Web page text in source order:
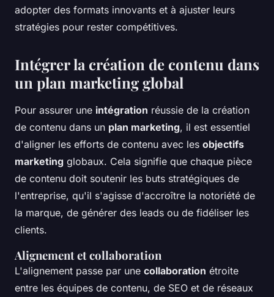
adopter des formats innovants et à ajuster leurs
stratégies pour rester compétitives.
Intégrer la création de contenu dans
un plan marketing global
Pour assurer une intégration réussie de la création
de contenu dans un plan marketing, il est essentiel
d'aligner les efforts de contenu avec les objectifs
marketing globaux. Cela signifie que chaque pièce
de contenu doit soutenir les buts stratégiques de
l'entreprise, qu'il s'agisse d'accroître la notoriété de
la marque, de générer des leads ou de fidéliser les
clients.
Alignement et collaboration
L'alignement passe par une collaboration étroite
entre les équipes de contenu, de SEO et de réseaux